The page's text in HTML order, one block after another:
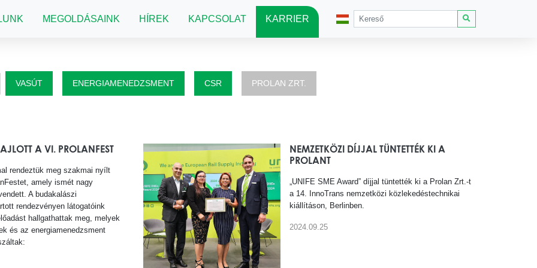
MEGOLDÁSAINK HÍREK KAPCSOLAT KARRIER
VASÚT ENERGIAMENEDZSMENT CSR PROLAN ZRT.
A VI. PROLANFEST
rendeztük meg szakmai nyílt
amely ismét nagy
A budakalászi
rendezvényen látogatóink
hallgathattak meg, melyek
és az energiamenedzsment
NEMZETKÖZI DÍJJAL TÜNTETTÉK KI A
PROLANT
„UNIFE SME Award” díjjal tüntették ki a Prolan Zrt.-t
a 14. InnoTrans nemzetközi közlekedéstechnikai
kiállításon, Berlinben.
2024.09.25